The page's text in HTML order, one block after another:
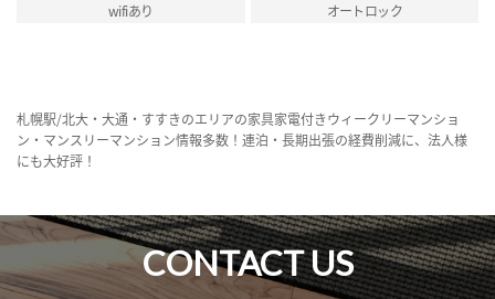
wifiあり
オートロック
札幌駅/北大・大通・すすきのエリアの家具家電付きウィークリーマンショ
ン・マンスリーマンション情報多数！連泊・長期出張の経費削減に、法人様
にも大好評！
CONTACT US